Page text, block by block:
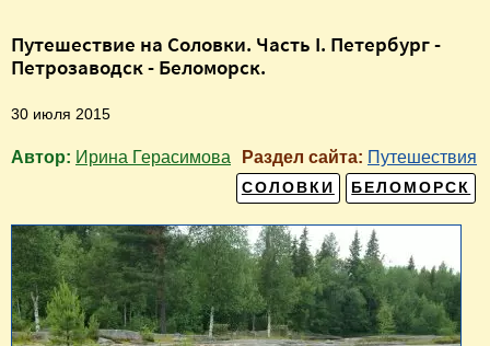
Путешествие на Соловки. Часть I. Петербург -
Петрозаводск - Беломорск.
30 июля 2015
Автор: Ирина Герасимова Раздел сайта: Путешествия
БЕЛОМОРСК
СОЛОВКИ